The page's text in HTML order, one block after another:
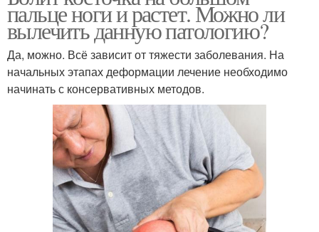
пальце ноги и растет. Можно ли
вылечить данную патологию?
Да, можно. Всё зависит от тяжести заболевания. На
начальных этапах деформации лечение необходимо
начинать с консервативных методов.